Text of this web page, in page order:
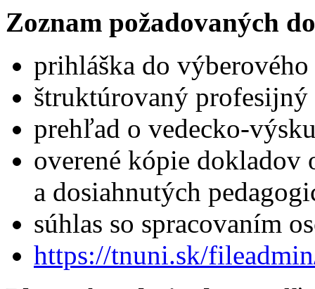
Zoznam požadovaných
prihláška do
štruktúrovaný
prehľad o vedecko-
overené kópie dokladov
a dosiahnutých
súhlas so spracovaním
https://tnuni.sk/